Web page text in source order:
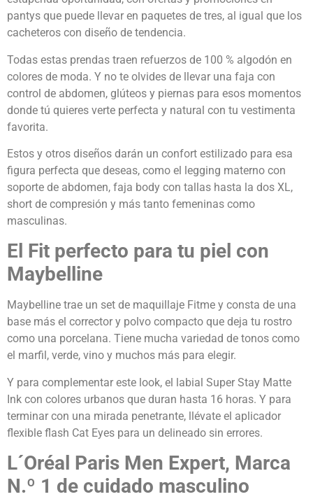
pantys que puede llevar en paquetes de tres, al igual que los
cacheteros con diseño de tendencia.
Todas estas prendas traen refuerzos de 100 % algodón en
colores de moda. Y no te olvides de llevar una faja con
control de abdomen, glúteos y piernas para esos momentos
donde tú quieres verte perfecta y natural con tu vestimenta
favorita.
Estos y otros diseños darán un confort estilizado para esa
figura perfecta que deseas, como el legging materno con
soporte de abdomen, faja body con tallas hasta la dos XL,
short de compresión y más tanto femeninas como
masculinas.
El Fit perfecto para tu piel con
Maybelline
Maybelline trae un set de maquillaje Fitme y consta de una
base más el corrector y polvo compacto que deja tu rostro
como una porcelana. Tiene mucha variedad de tonos como
el marfil, verde, vino y muchos más para elegir.
Y para complementar este look, el labial Super Stay Matte
Ink con colores urbanos que duran hasta 16 horas. Y para
terminar con una mirada penetrante, llévate el aplicador
flexible flash Cat Eyes para un delineado sin errores.
L´Oréal Paris Men Expert, Marca
N.º 1 de cuidado masculino